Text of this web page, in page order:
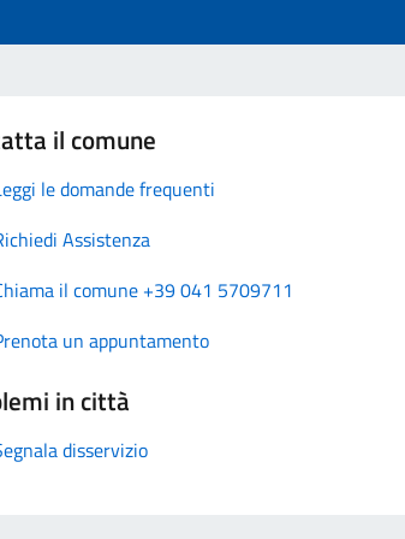
il comune
le domande frequenti
Assistenza
il comune +39 041 5709711
un appuntamento
in città
disservizio